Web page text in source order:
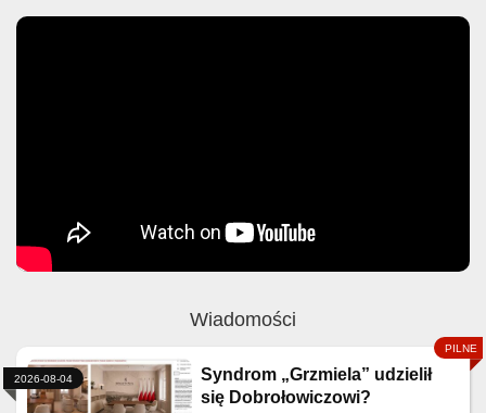
Wiadomości
Syndrom „Grzmiela” udzielił
się Dobrołowiczowi?
2026-08-04